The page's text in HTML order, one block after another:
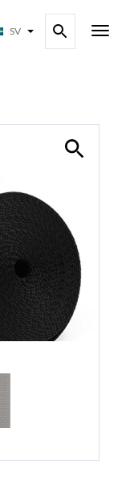
SV